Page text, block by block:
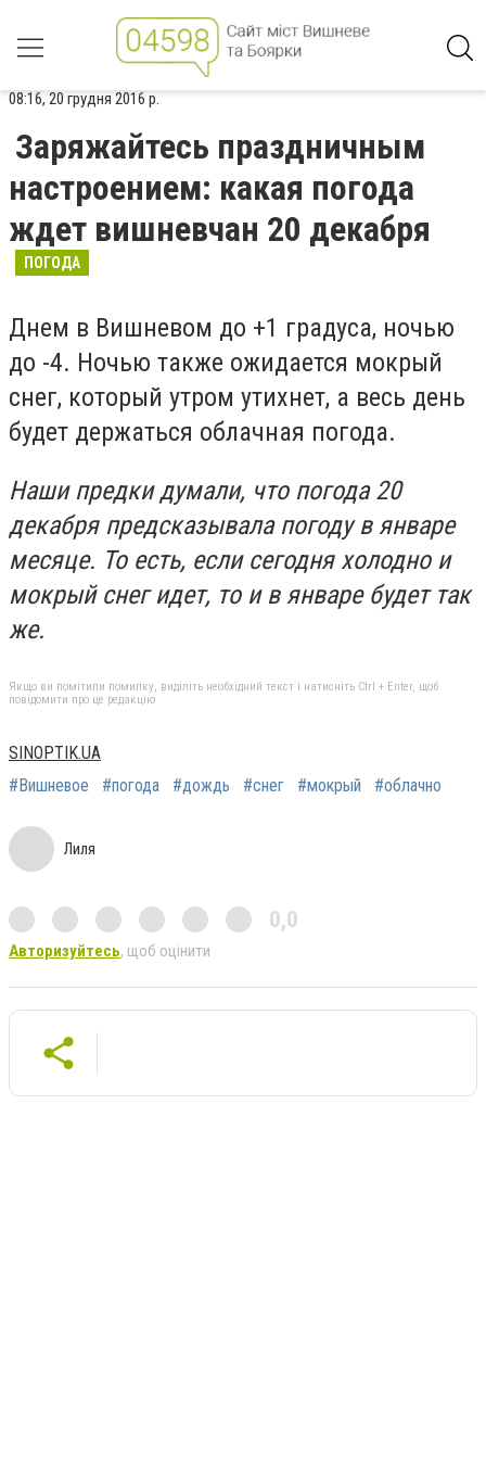
08:16, 20 грудня 2016 р.
Заряжайтесь праздничным
настроением: какая погода
ждет вишневчан 20 декабря
ПОГОДА
Днем в Вишневом до +1 градуса, ночью
до -4. Ночью также ожидается мокрый
снег, который утром утихнет, а весь день
будет держаться облачная погода.
Наши предки думали, что погода 20
декабря предсказывала погоду в январе
месяце. То есть, если сегодня холодно и
мокрый снег идет, то и в январе будет так
же.
Якщо ви помітили помилку, виділіть необхідний текст і натисніть Ctrl + Enter, щоб
повідомити про це редакцію
SINOPTIK.UA
#Вишневое
#погода #дождь #снег #мокрый #облачно
Лиля
0,0
Авторизуйтесь, щоб оцінити